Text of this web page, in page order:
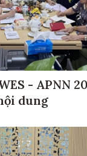
- APNN
dung